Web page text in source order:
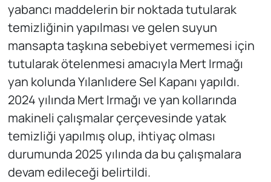
yabancı maddelerin bir noktada tutularak
temizliğinin yapılması ve gelen suyun
mansapta taşkına sebebiyet vermemesi için
tutularak ötelenmesi amacıyla Mert Irmağı
yan kolunda Yılanlıdere Sel Kapanı yapıldı.
2024 yılında Mert Irmağı ve yan kollarında
makineli çalışmalar çerçevesinde yatak
temizliği yapılmış olup, ihtiyaç olması
durumunda 2025 yılında da bu çalışmalara
devam edileceği belirtildi.